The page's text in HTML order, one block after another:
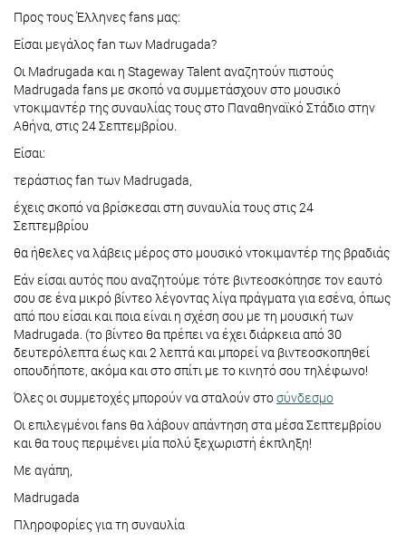
Προς τους Έλληνες fans μας:
Είσαι μεγάλος fan των Madrugada?
Οι Madrugada και η Stageway Talent αναζητούν πιστούς
Madrugada fans με σκοπό να συμμετάσχουν στο μουσικό
ντοκιμαντέρ της συναυλίας τους στο Παναθηναϊκό Στάδιο στην
Αθήνα, στις 24 Σεπτεμβρίου.
Eίσαι:
τεράστιος fan των Madrugada,
έχεις σκοπό να βρίσκεσαι στη συναυλία τους στις 24
Σεπτεμβρίου
θα ήθελες να λάβεις μέρος στο μουσικό ντοκιμαντέρ της βραδιάς
Εάν είσαι αυτός που αναζητούμε τότε βιντεοσκόπησε τον εαυτό
σου σε ένα μικρό βίντεο λέγοντας λίγα πράγματα για εσένα, όπως
από που είσαι και ποια είναι η σχέση σου με τη μουσική των
Madrugada. (το βίντεο θα πρέπει να έχει διάρκεια από 30
δευτερόλεπτα έως και 2 λεπτά και μπορεί να βιντεοσκοπηθεί
οπουδήποτε, ακόμα και στο σπίτι με το κινητό σου τηλέφωνο!
Όλες οι συμμετοχές μπορούν να σταλούν στοσύνδεσμο
Οι επιλεγμένοι fans θα λάβουν απάντηση στα μέσα Σεπτεμβρίου
και θα τους περιμένει μία πολύ ξεχωριστή έκπληξη!
Με αγάπη,
Madrugada
Πληροφορίες για τη συναυλία